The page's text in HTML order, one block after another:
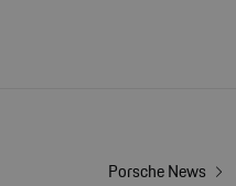
Porsche News